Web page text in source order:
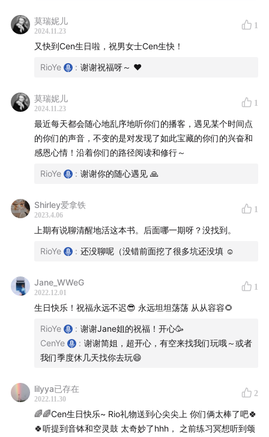
E45 参究自我 I 《一的法则》① 卡拉的故事
E46 参究自我 I 《一的法则》② 你生活中的每一个选
择都会成为你的能量
E50 动态修行 I 体验让所有的事情流过你的心
E51 动态修行 I 原来烦恼并不是长大了才有的
E52 参究自我 I 《臣服实验》：接受生命之流
创业手记 」
E03 I 终于有人来香氛店看书了
E04 I 要信任用户，即使从吃亏开始
E15 I 创业是一种生活方式
E20 I 我们与 Web3 和所有权经济的距离
E33 I 空间的状态是你的内心
E34 我们就像花坛里的花，而店才是最委屈的
有主题慢谈 」
时间
E06 I 回忆星巴克往事
I E18 I 星巴克是如何失去我们的
E09 I 回忆 Genius Bar 的日子
莫瑞妮儿
2024.11.23
1
又快到Cen生日啦，祝男女士Cen生快！
RioYe : 谢谢祝福呀～ ❤️
莫瑞妮儿
2024.11.23
1
最近每天都会随心地乱序地听你们的播客，遇见某个时间点
的你们的声音，不变的是对发现了如此宝藏的你们的兴奋和
感恩心情！沿着你们的路径阅读和修行～
RioYe : 谢谢你的随心遇见 🙏
Shirley爱拿铁
2023.4.06
1
上期有说聊清醒地活这本书。后面哪一期呀？没找到。
RioYe : 还没聊呢（没错前面挖了很多坑还没填 ☺️
Jane_WWeG
2022.12.01
1
生日快乐！祝福永远不迟😎 永远坦坦荡荡 从从容容🌻
RioYe : 谢谢Jane姐的祝福！开心🥳
CenYe
: 谢谢简姐，超开心，有空来找我们玩哦～或者
我们季度休几天找你去玩😄
lilyya已存在
2022.11.30
2
🌈🌈Cen生日快乐~ Rio礼物送到心尖尖上 你们俩太棒了吧🍀
🍀听提到音钵和空灵鼓 太奇妙了hhh， 之前练习冥想听到颂